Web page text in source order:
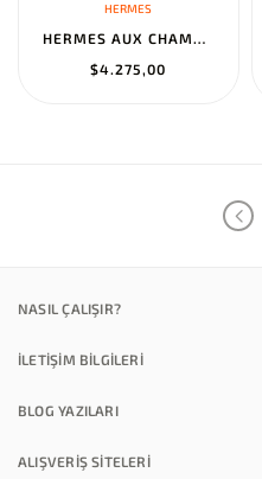
HERMES
HERMES AUX CHAMPS EN FLEURS" PANTS NOIR
$4.275,00
NASIL ÇALIŞIR?
İLETİŞİM BİLGİLERİ
BLOG YAZILARI
ALIŞVERİŞ SİTELERİ